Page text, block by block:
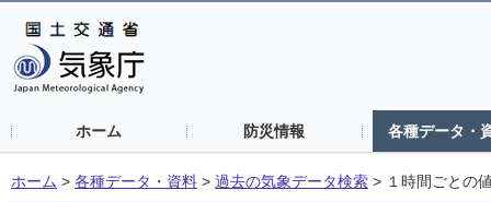
ホーム 防災情報 各種データ・
ホーム > 各種データ・資料 > 過去の気象データ検索 > １時間ごとの